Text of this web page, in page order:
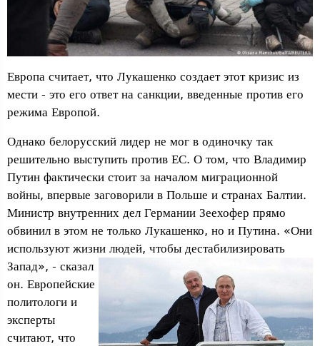
Европа считает, что Лукашенко создает этот кризис из
мести - это его ответ на санкции, введенные против его
режима Европой.
Однако белорусский лидер не мог в одиночку так
решительно выступить против ЕС. О том, что Владимир
Путин фактически стоит за началом миграционной
войны, впервые заговорили в Польше и странах Балтии.
Министр внутренних дел Германии Зеехофер прямо
обвинил в этом не только Лукашенко, но и Путина. «Они
используют жизни людей, чтобы дестабилизировать
Запад», - сказал
он. Европейские
политологи и
эксперты
считают, что